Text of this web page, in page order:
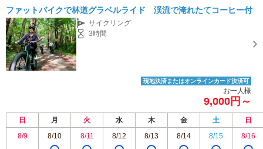
ファットバイクで林道グラベルライド 渓流で淹れたてコーヒー付
サイクリング
3時間
現地決済またはオンラインカード決済可
お一人様
9,000円～
日 月 火 水 木 金 土
日
8/9
8/10 8/11 8/12 8/13 8/14 8/15 8/16